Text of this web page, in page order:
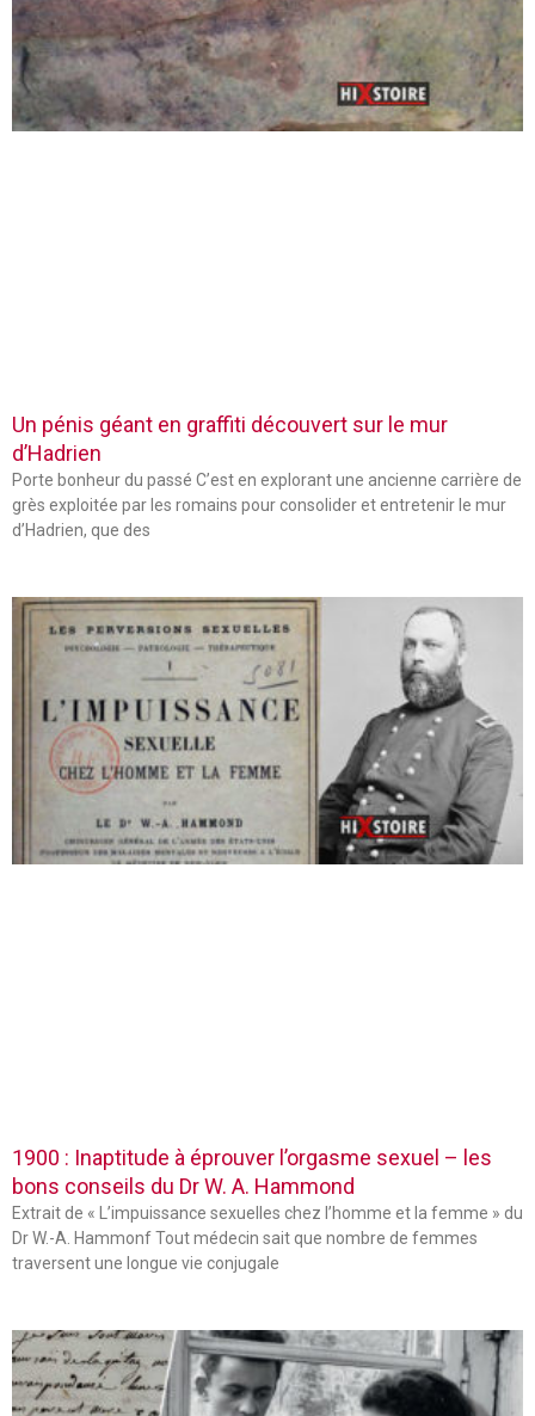
Un pénis géant en graffiti découvert sur le mur
d’Hadrien
Porte bonheur du passé C’est en explorant une ancienne carrière de
grès exploitée par les romains pour consolider et entretenir le mur
d’Hadrien, que des
1900 : Inaptitude à éprouver l’orgasme sexuel – les
bons conseils du Dr W. A. Hammond
Extrait de « L’impuissance sexuelles chez l’homme et la femme » du
Dr W.-A. Hammonf Tout médecin sait que nombre de femmes
traversent une longue vie conjugale